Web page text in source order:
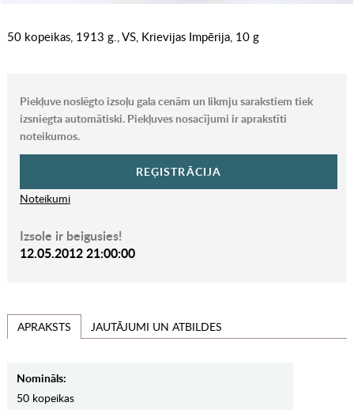
50 kopeikas, 1913 g., VS, Krievijas Impērija, 10 g
Piekļuve noslēgto izsoļu gala cenām un likmju sarakstiem tiek
izsniegta automātiski. Piekļuves nosacījumi ir aprakstīti
noteikumos.
REĢISTRĀCIJA
Noteikumi
Izsole ir beigusies!
12.05.2012 21:00:00
APRAKSTS JAUTĀJUMI UN ATBILDES
Nomināls:
50 kopeikas